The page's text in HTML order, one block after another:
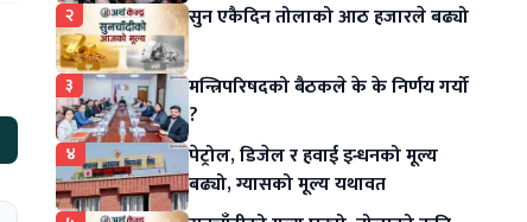
२ सुन एकैदिन तोलाको आठ हजारले बढ्यो
३
मन्त्रिपरिषदको बैठकले के के निर्णय गर्यो
?
४
पेट्रोल, डिजेल र हवाई इन्धनको मूल्य
बढ्यो, ग्यासको मूल्य यथावत